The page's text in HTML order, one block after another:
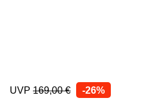
UVP 169,00 € -26%